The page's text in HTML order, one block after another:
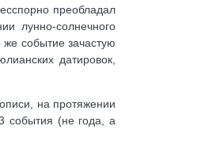
преобладал
лунно-солнечного
же событие зачастую
датировок,
на протяжении
события (не года, а